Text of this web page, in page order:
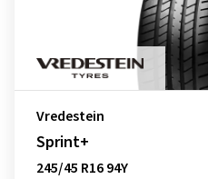
Vredestein
Sprint+
245/45 R16 94Y